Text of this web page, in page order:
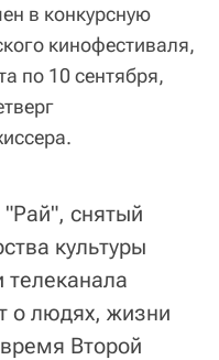
в конкурсную
кинофестиваля,
по 10 сентября,
снятый
культуры
о людях, жизни
Второй